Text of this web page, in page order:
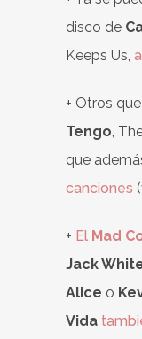
disco de
Keeps Us,
+ Otros
Tengo,
que
canciones
+ El Mad
Jack
Alice o
Vida